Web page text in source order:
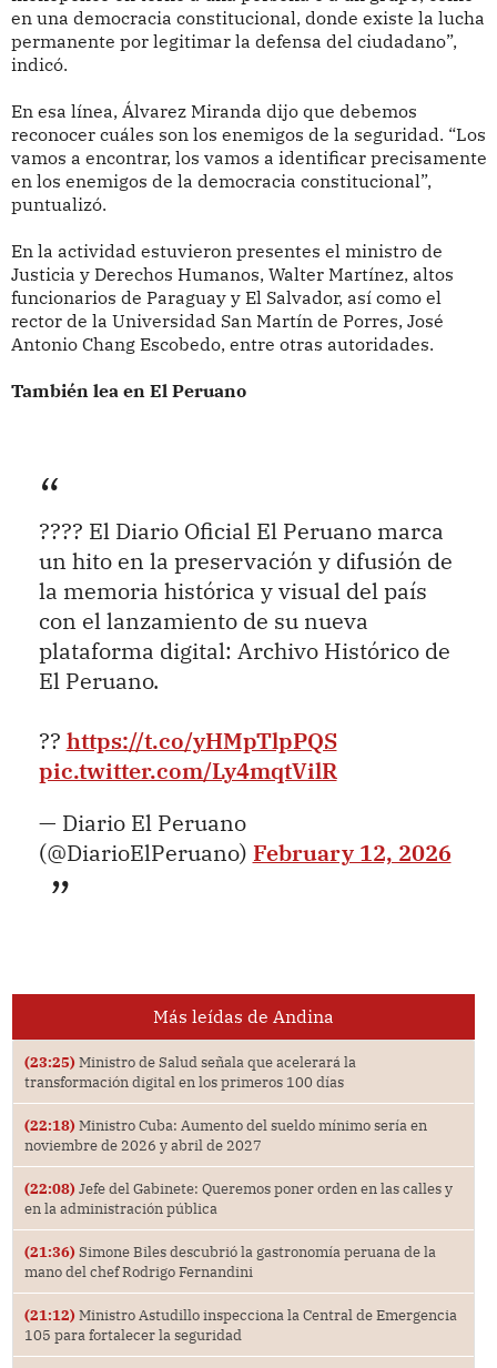
en una democracia constitucional, donde existe la lucha
permanente por legitimar la defensa del ciudadano”,
indicó.
En esa línea, Álvarez Miranda dijo que debemos
reconocer cuáles son los enemigos de la seguridad. “Los
vamos a encontrar, los vamos a identificar precisamente
en los enemigos de la democracia constitucional”,
puntualizó.
En la actividad estuvieron presentes el ministro de
Justicia y Derechos Humanos, Walter Martínez, altos
funcionarios de Paraguay y El Salvador, así como el
rector de la Universidad San Martín de Porres, José
Antonio Chang Escobedo, entre otras autoridades.
También lea en El Peruano
???? El Diario Oficial El Peruano marca
un hito en la preservación y difusión de
la memoria histórica y visual del país
con el lanzamiento de su nueva
plataforma digital: Archivo Histórico de
El Peruano.
?? https://t.co/yHMpTlpPQS
pic.twitter.com/Ly4mqtVilR
— Diario El Peruano
(@DiarioElPeruano) February 12, 2026
Más leídas de Andina
(23:25) Ministro de Salud señala que acelerará la
transformación digital en los primeros 100 días
(22:18) Ministro Cuba: Aumento del sueldo mínimo sería en
noviembre de 2026 y abril de 2027
(22:08) Jefe del Gabinete: Queremos poner orden en las calles y
en la administración pública
(21:36) Simone Biles descubrió la gastronomía peruana de la
mano del chef Rodrigo Fernandini
(21:12) Ministro Astudillo inspecciona la Central de Emergencia
105 para fortalecer la seguridad